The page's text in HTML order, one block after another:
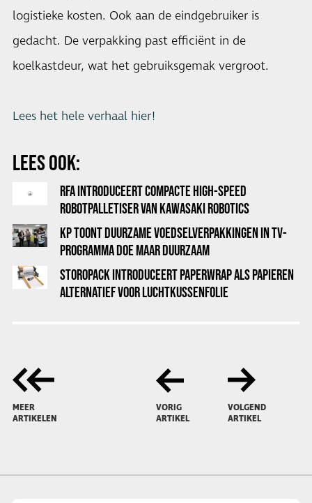
logistieke kosten. Ook aan de eindgebruiker is
gedacht. De verpakking past efficiënt in de
koelkastdeur, wat het gebruiksgemak vergroot.
Lees het hele verhaal hier!
LEES OOK:
RFA INTRODUCEERT COMPACTE HIGH-SPEED
ROBOTPALLETISER VAN KAWASAKI ROBOTICS
KP TOONT DUURZAME VOEDSELVERPAKKINGEN IN TV-
PROGRAMMA DOE MAAR DUURZAAM
STOROPACK INTRODUCEERT PAPERWRAP ALS PAPIEREN
ALTERNATIEF VOOR LUCHTKUSSENFOLIE
MEER
ARTIKELEN
VORIG
ARTIKEL
VOLGEND
ARTIKEL